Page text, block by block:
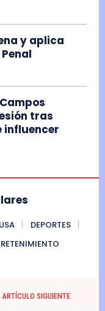
y aplica
tras
USA
DEPORTES
ARTÍCULO SIGUIENTE